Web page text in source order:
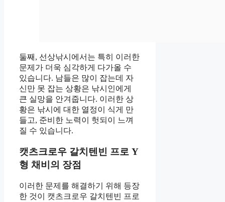
둘째, 선상낚시에서는 특히 이러한
문제가 더욱 심각하게 다가올 수
있습니다. 남들은 많이 잡는데 자
신만 못 잡는 상황은 낚시인에게
큰 실망을 안겨줍니다. 이러한 상
황은 낚시에 대한 열정이 식게 만
들고, 준비한 노력이 헛되이 느껴
질 수 있습니다.
캣츠크로우 갈치텐빈 프로 Y
형 채비의 장점
이러한 문제를 해결하기 위해 등장
한 것이 캣츠크로우 갈치텐빈 프로